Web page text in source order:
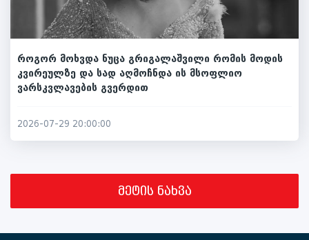
როგორ მოხვდა ნუცა გრიგალაშვილი რომის მოდის
კვირეულზე და სად აღმოჩნდა ის მსოფლიო
ვარსკვლავების გვერდით
2026-07-29 20:00:00
მეტის ნახვა